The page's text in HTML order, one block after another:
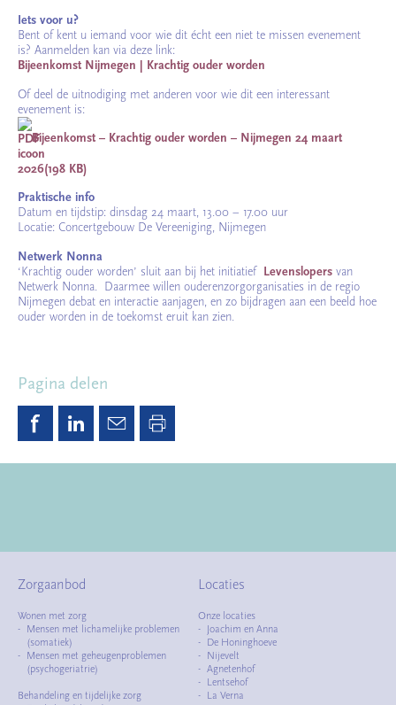
Iets voor u?
Bent of kent u iemand voor wie dit écht een niet te missen evenement
is? Aanmelden kan via deze link:
Bijeenkomst Nijmegen | Krachtig ouder worden
Of deel de uitnodiging met anderen voor wie dit een interessant
evenement is:
Bijeenkomst – Krachtig ouder worden – Nijmegen 24 maart
2026(198 KB)
Praktische info
Datum en tijdstip: dinsdag 24 maart, 13.00 – 17.00 uur
Locatie: Concertgebouw De Vereeniging, Nijmegen
Netwerk Nonna
‘Krachtig ouder worden’ sluit aan bij het initiatief Levenslopers van
Netwerk Nonna. Daarmee willen ouderenzorgorganisaties in de regio
Nijmegen debat en interactie aanjagen, en zo bijdragen aan een beeld hoe
ouder worden in de toekomst eruit kan zien.
Pagina delen
Zorgaanbod
Wonen met zorg
Mensen met lichamelijke problemen
(somatiek)
Mensen met geheugenproblemen
(psychogeriatrie)
Behandeling en tijdelijke zorg
Locaties
Onze locaties
Joachim en Anna
De Honinghoeve
Nijevelt
Agnetenhof
Lentsehof
La Verna